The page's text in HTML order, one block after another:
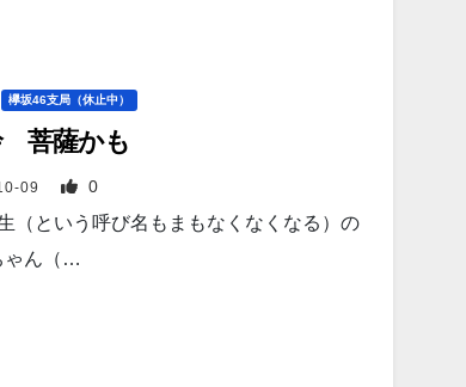
欅坂46支局（休止中）
菩薩かも
09 0
（という呼び名もまもなくなくなる）の
ゃん（…